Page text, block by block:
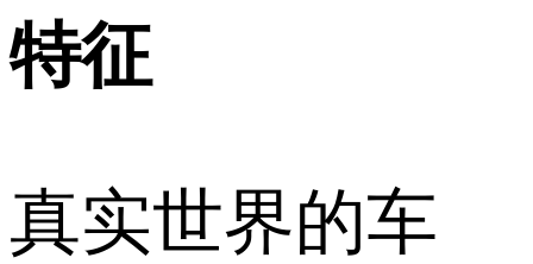
特征
真实世界的车